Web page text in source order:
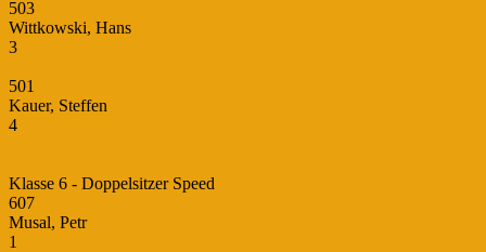
503
Wittkowski, Hans
3
501
Kauer, Steffen
4
Klasse 6 - Doppelsitzer Speed
607
Musal, Petr
1